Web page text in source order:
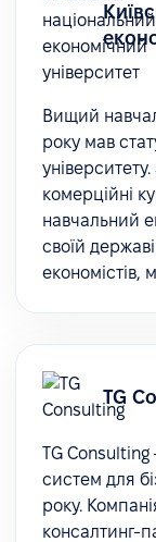
Вищий
року мав
комерційні
навчальний
своїй державі
економістів,
TG
TG Consulting
систем для
року.
консалтинг-